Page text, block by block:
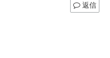
返信